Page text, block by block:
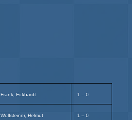
Frank, Eckhardt 1 – 0
Wolfsteiner, Helmut 1 – 0